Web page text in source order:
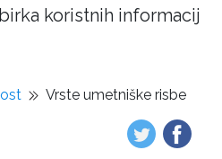
koristnih informacij
Vrste umetniške risbe